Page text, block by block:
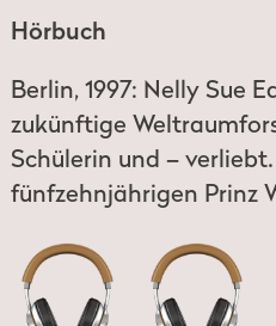
Hörbuch
Berlin, 1997: Nelly Sue
zukünftige
Schülerin und –
fünfzehnjährigen Prinz